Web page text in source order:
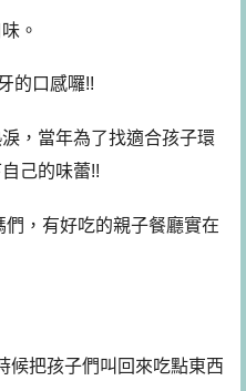
。
的口感囉!!
，當年為了找適合孩子環
己的味蕾!!
，有好吃的親子餐廳實在
候把孩子們叫回來吃點東西